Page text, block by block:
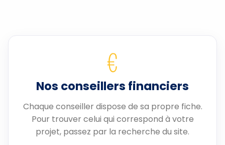
€
Nos conseillers financiers
Chaque conseiller dispose de sa propre fiche.
Pour trouver celui qui correspond à votre
projet, passez par la recherche du site.